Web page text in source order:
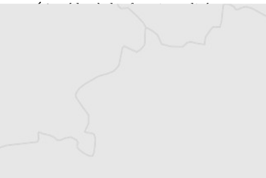
Accédez à des fonctionnalités